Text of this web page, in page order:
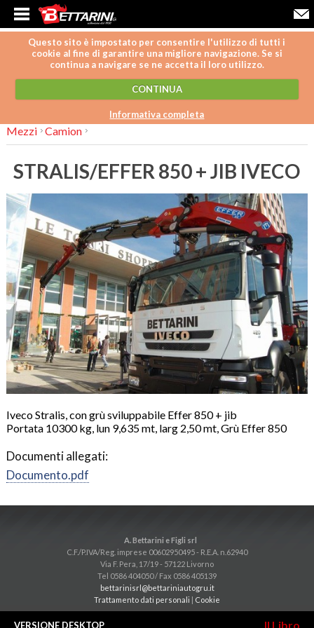
Questo sito è impostato per consentire l'utilizzo di tutti i
cookie al fine di garantire una migliore navigazione. Se si
continua a navigare se ne accetta il loro utilizzo.
CONTINUA
Informativa completa
Mezzi Camion
STRALIS/EFFER 850 + JIB IVECO
Iveco Stralis, con grù sviluppabile Effer 850 + jib
Portata 10300 kg, lun 9,635 mt, larg 2,50 mt, Grù Effer 850
Documenti allegati:
Documento.pdf
A. Bettarini e Figli srl
C.F./P.IVA/Reg. imprese 00602950495 - R.E.A. n.62940
Via F. Pera, 17/19 - 57122 Livorno
Tel 0586 404050 / Fax 0586 405139
bettarinisrl@bettariniautogru.it
Trattamento dati personali | Cookie
VERSIONE DESKTOP Il Libro